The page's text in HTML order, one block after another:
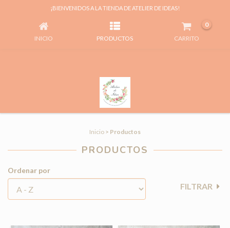
¡BIENVENIDOS A LA TIENDA DE ATELIER DE IDEAS!
INICIO PRODUCTOS CARRITO
0
Inicio > Productos
PRODUCTOS
Ordenar por
FILTRAR